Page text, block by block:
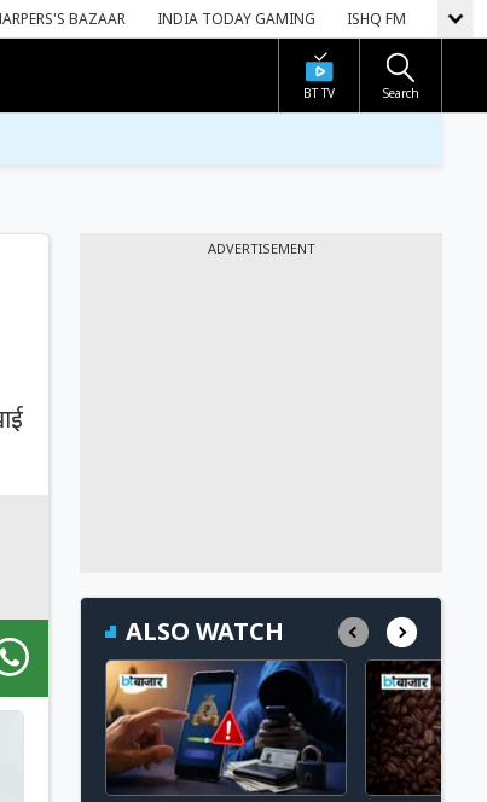
BAZAAR INDIA TODAY GAMING ISHQ FM
BT TV Search
ADVERTISEMENT
ALSO WATCH